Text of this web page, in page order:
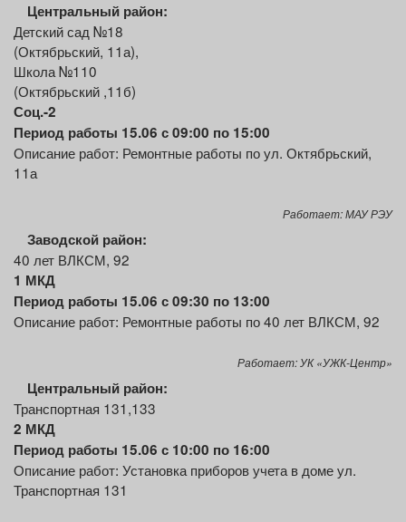
Центральный район:
Детский сад №18
(Октябрьский, 11а),
Школа №110
(Октябрьский ,11б)
Соц.-2
Период работы 15.06 с 09:00 по 15:00
Описание работ: Ремонтные работы по ул. Октябрьский,
11а
Работает: МАУ РЭУ
Заводской район:
40 лет ВЛКСМ, 92
1 МКД
Период работы 15.06 с 09:30 по 13:00
Описание работ: Ремонтные работы по 40 лет ВЛКСМ, 92
Работает: УК «УЖК-Центр»
Центральный район:
Транспортная 131,133
2 МКД
Период работы 15.06 с 10:00 по 16:00
Описание работ: Установка приборов учета в доме ул.
Транспортная 131